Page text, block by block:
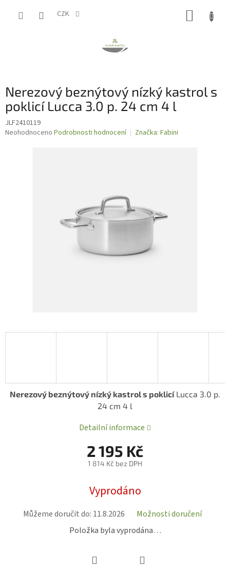
CZK
Nerezový beznýtový nízký kastrol s
poklicí Lucca 3.0 p. 24 cm 4 l
JLF2410119
Průměrné
Neohodnoceno Podrobnosti hodnocení Značka: Fabini
2 195 Kč
1 814 Kč bez DPH
cena:
Vyprodáno
Můžeme doručit do: 11.8.2026
Možnosti doručení
Položka byla vyprodána…
Nerezový beznýtový nízký kastrol s poklicíLucca 3.0 p.
24 cm 4 l
Detailní informace